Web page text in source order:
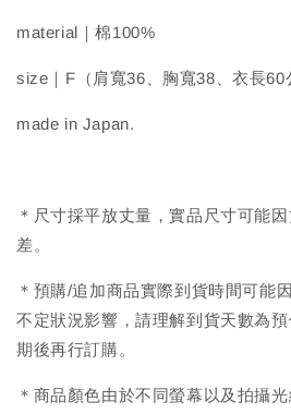
material｜棉100%
size｜F（肩寬36、胸寬38、衣長60
made in Japan.
＊尺寸採平放丈量，實品尺寸可能
差。
＊預購/追加商品實際到貨時間可能
不定狀況影響，請理解到貨天數為
期後再行訂購。
＊商品顏色由於不同螢幕以及拍攝